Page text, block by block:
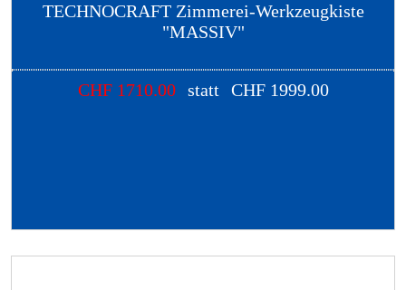
TECHNOCRAFT Zimmerei-Werkzeugkiste
"MASSIV"
CHF 1710.00 statt CHF 1999.00